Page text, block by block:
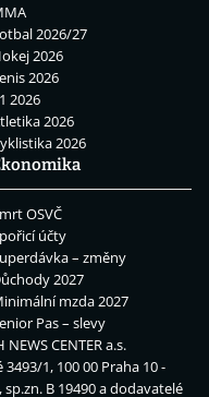
2026/27
2026
2026
2026
2026
2026
OSVČ
účty
– změny
2027
mzda 2027
Pas – slevy
NEWS CENTER a.s.
1, 100 00 Praha 10 -
sp.zn. B 19490 a dodavatelé